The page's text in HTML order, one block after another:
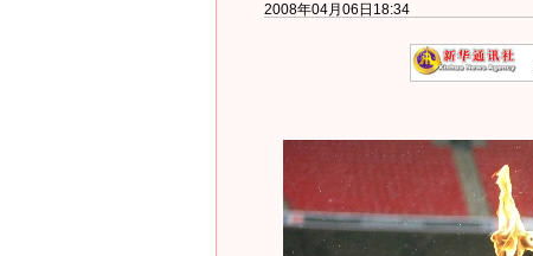
2008年04月06日18:34